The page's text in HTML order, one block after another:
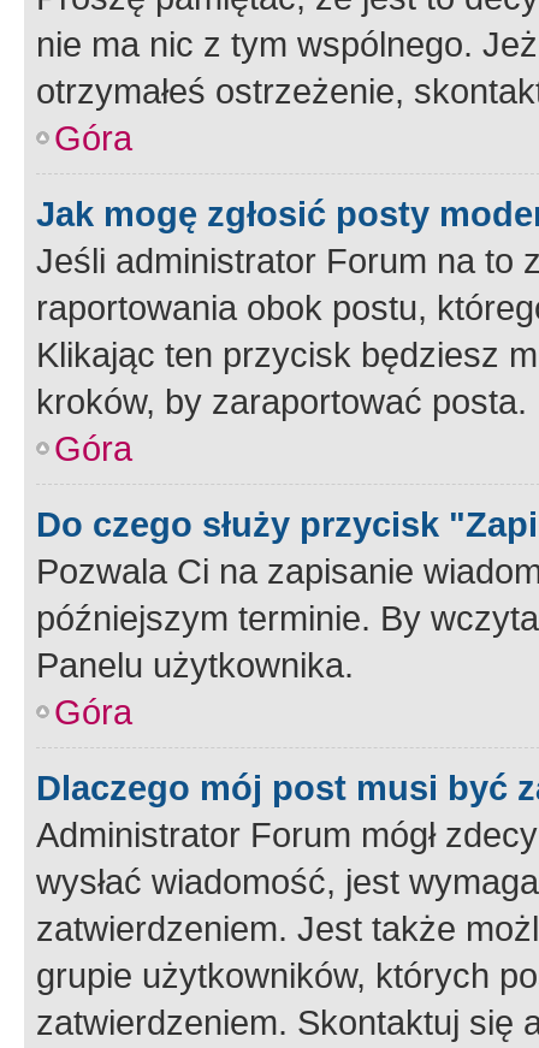
nie ma nic z tym wspólnego.
otrzymałeś ostrzeżenie,
Góra
Jak mogę zgłosić posty
Jeśli administrator Forum na to
raportowania obok postu,
Klikając ten przycisk będziesz
kroków, by zaraportować posta.
Góra
Do czego służy przycisk
Pozwala Ci na zapisanie
późniejszym terminie. By
Panelu użytkownika.
Góra
Dlaczego mój post musi być
Administrator Forum mógł
wysłać wiadomość, jest
zatwierdzeniem. Jest także
grupie użytkowników, których
zatwierdzeniem. Skontaktuj się